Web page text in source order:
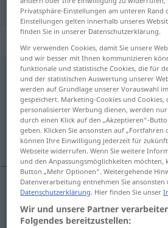
Übersetzung
„Autokratie“:
Autokratief <Autokratie;Autokratien
Übersicht aller Übersetzungen
(Für mehr Details die Übersetzung
autocratie
Autokratie
Privatsphäre-Einstellungen am unteren Rand
Einstellungen gelten innerhalb unseres
finden Sie in unserer Datenschutzerklärung.
Wir verwenden Cookies, damit Sie unsere
und wir besser mit Ihnen kommunizieren
funktionale und statistische Cookies, die für
und der statistischen Auswertung unserer
werden auf Grundlage unserer Vorauswahl
gespeichert. Marketing-Cookies und Cookies,
personalisierter Werbung dienen, werden
durch einen Klick auf den „Akzeptieren“-
geben. Klicken Sie ansonsten auf „Fortfahren
können Ihre Einwilligung jederzeit für
Webseite widerrufen. Wenn Sie weitere
und den Anpassungsmöglichkeiten möchten,
Button „Mehr Optionen“. Weitergehende
Datenverarbeitung entnehmen Sie ansonsten
Datenschutzerklärung. Hier finden Sie unser
Wir und unsere Partner
Folgendes bereitzustellen: